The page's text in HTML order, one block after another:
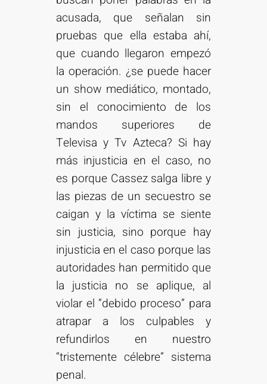
acusada, que señalan sin
pruebas que ella estaba ahí,
que cuando llegaron empezó
la operación. ¿se puede hacer
un show mediático, montado,
sin el conocimiento de los
mandos superiores de
Televisa y Tv Azteca? Si hay
más injusticia en el caso, no
es porque Cassez salga libre y
las piezas de un secuestro se
caigan y la víctima se siente
sin justicia, sino porque hay
injusticia en el caso porque las
autoridades han permitido que
la justicia no se aplique, al
violar el “debido proceso” para
atrapar a los culpables y
refundirlos en nuestro
“tristemente célebre” sistema
penal.